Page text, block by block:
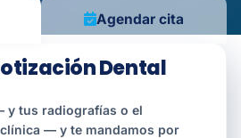
Agendar cita
Dental
y tus radiografías o el
— y te mandamos por